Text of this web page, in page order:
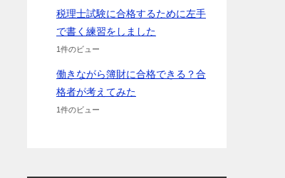
税理士試験に合格するために左手
で書く練習をしました
1件のビュー
働きながら簿財に合格できる？合
格者が考えてみた
1件のビュー